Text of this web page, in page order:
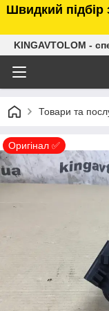
Швидкий підбір
KINGAVTOLOM -
Товари та
Оригінал ✅